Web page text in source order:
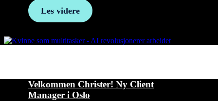
Les videre
Velkommen Christer! Ny Client
Manager i Oslo